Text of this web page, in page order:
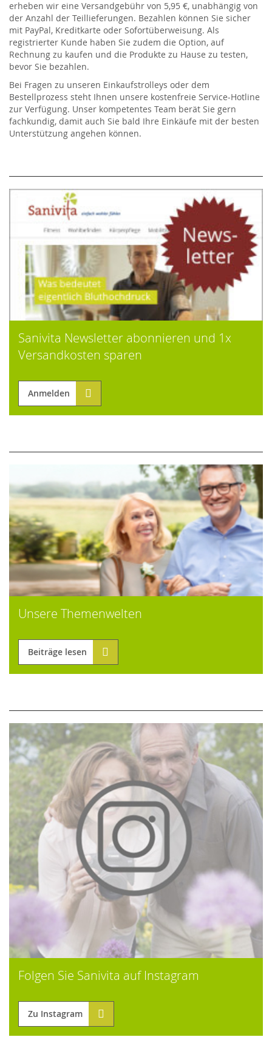
Sanivita Newsletter abonnieren und 1x
Versandkosten sparen
Anmelden
Unsere Themenwelten
Beiträge lesen
Folgen Sie Sanivita auf Instagram
Zu Instagram
erheben wir eine Versandgebühr von 5,95 €, unabhängig von
der Anzahl der Teillieferungen. Bezahlen können Sie sicher
mit PayPal, Kreditkarte oder Sofortüberweisung. Als
registrierter Kunde haben Sie zudem die Option, auf
Rechnung zu kaufen und die Produkte zu Hause zu testen,
bevor Sie bezahlen.
Bei Fragen zu unseren Einkaufstrolleys oder dem
Bestellprozess steht Ihnen unsere kostenfreie Service-Hotline
zur Verfügung. Unser kompetentes Team berät Sie gern
fachkundig, damit auch Sie bald Ihre Einkäufe mit der besten
Unterstützung angehen können.